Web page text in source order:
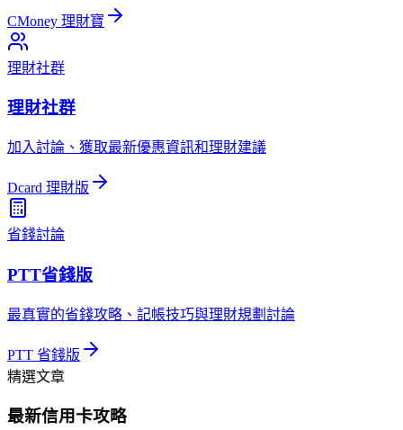
CMoney 理財寶
理財社群
理財社群
加入討論、獲取最新優惠資訊和理財建議
Dcard 理財版
省錢討論
PTT省錢版
最真實的省錢攻略、記帳技巧與理財規劃討論
PTT 省錢版
精選文章
最新信用卡攻略